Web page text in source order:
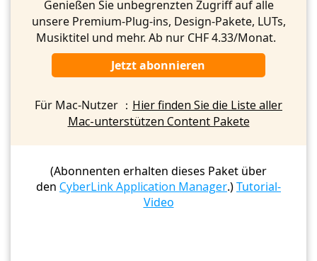
Genießen Sie unbegrenzten Zugriff auf alle
unsere Premium-Plug-ins, Design-Pakete, LUTs,
Musiktitel und mehr. Ab nur CHF 4.33/Monat.
Jetzt abonnieren
Für Mac-Nutzer ： Hier finden Sie die Liste aller
Mac-unterstützen Content Pakete
(Abonnenten erhalten dieses Paket über
den CyberLink Application Manager.)Tutorial-
Video